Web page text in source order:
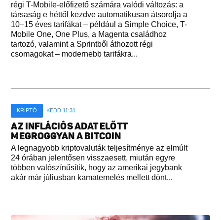
régi T-Mobile-előfizető számára valódi változás: a
társaság e héttől kezdve automatikusan átsorolja a
10–15 éves tarifákat – például a Simple Choice, T-
Mobile One, One Plus, a Magenta családhoz
tartozó, valamint a Sprintből áthozott régi
csomagokat – modernebb tarifákra...
KRIPTÓ KEDD 11:31
AZ INFLÁCIÓS ADAT ELŐTT
MEGROGGYAN A BITCOIN
A legnagyobb kriptovaluták teljesítménye az elmúlt
24 órában jelentősen visszaesett, miután egyre
többen valószínűsítik, hogy az amerikai jegybank
akár már júliusban kamatemelés mellett dönt...